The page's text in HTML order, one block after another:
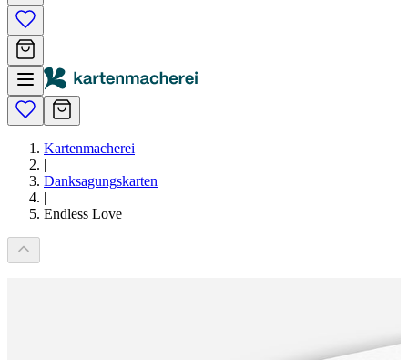
Kartenmacherei
|
Danksagungskarten
|
Endless Love